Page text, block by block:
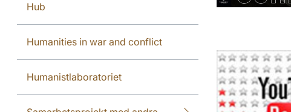
Hub
Humanities in war and conflict
Humanistlaboratoriet